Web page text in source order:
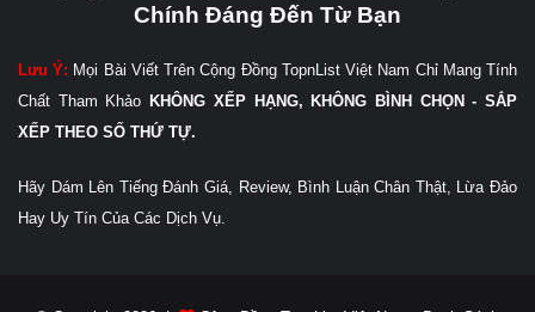
Chính Đáng Đến Từ Bạn
Lưu Ý: Mọi Bài Viết Trên Cộng Đồng TopnList Việt Nam Chỉ Mang Tính
Chất Tham Khảo KHÔNG XẾP HẠNG, KHÔNG BÌNH CHỌN - SẮP
XẾP THEO SỐ THỨ TỰ.
Hãy Dám Lên Tiếng Đánh Giá, Review, Bình Luận Chân Thật, Lừa Đảo
Hay Uy Tín Của Các Dịch Vụ.